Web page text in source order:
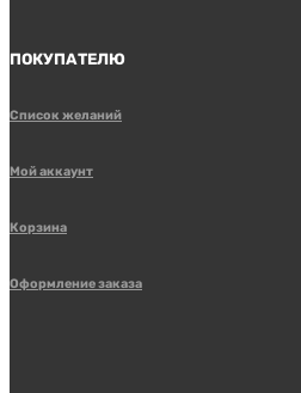
ПОКУПАТЕЛЮ
Список желаний
Мой аккаунт
Корзина
Оформление заказа